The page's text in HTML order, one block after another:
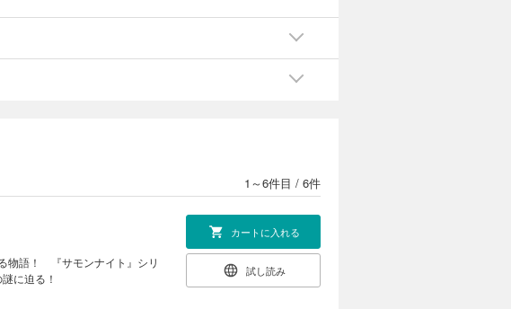
1～6件目 / 6件
物語！ 『サモンナイト』シリ
に迫る！
カートに入れる
試し読み